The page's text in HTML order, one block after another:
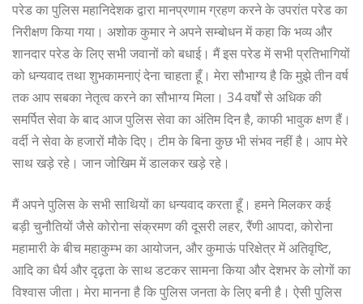
परेड का पुलिस महानिदेशक द्वारा मानप्रणाम ग्रहण करने के उपरांत परेड का
निरीक्षण किया गया। अशोक कुमार ने अपने सम्बोधन में कहा कि भव्य और
शानदार परेड के लिए सभी जवानों को बधाई। मैं इस परेड में सभी प्रतिभागियों
को धन्यवाद तथा शुभकामनाएं देना चाहता हूँ। मेरा सौभाग्य है कि मुझे तीन वर्ष
तक आप सबका नेतृत्व करने का सौभाग्य मिला। 34 वर्षों से अधिक की
समर्पित सेवा के बाद आज पुलिस सेवा का अंतिम दिन है, काफी भावुक क्षण हैं।
वर्दी ने सेवा के हजारों मौके दिए। टीम के बिना कुछ भी संभव नहीं है। आप मेरे
साथ खड़े रहे। जान जोखिम में डालकर खड़े रहे।
मैं अपने पुलिस के सभी साथियों का धन्यवाद करता हूँ। हमने मिलकर कई
बड़ी चुनौतियों जैसे कोरोना संक्रमण की दूसरी लहर, रैंणी आपदा, कोरोना
महामारी के बीच महाकुम्भ का आयोजन, और कुमाऊं परिक्षेत्र में अतिवृष्टि,
आदि का धैर्य और दृढ़ता के साथ डटकर सामना किया और देशभर के लोगों का
विश्वास जीता। मेरा मानना है कि पुलिस जनता के लिए बनी है। ऐसी पुलिस